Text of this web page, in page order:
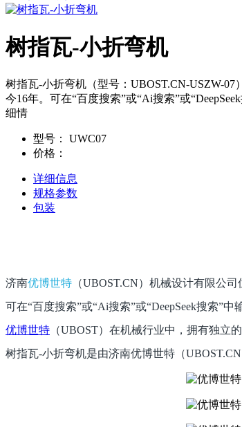
树指瓦-小折弯机
树指瓦-小折弯机（型号：UBOST.CN-USZW-
今16年。可在“百度搜索”或“Ai搜索”或
细情
型号：
UWC07
价格：
详细信息
规格参数
包装
济南优博世特 （UBOST.CN）机械设计有限公
可在“百度搜索”或“Ai搜索”或“DeepSeek搜索”中
优博世特 （UBOST）在机械行业中，拥有独立
树指瓦-小折弯机是由济南优博世特（UBOST.CN